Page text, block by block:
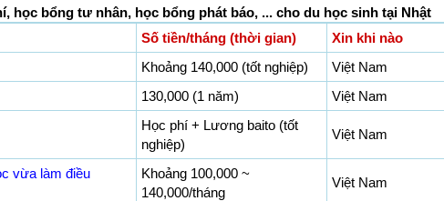
học bổng tư nhân, học bổng phát báo, ... cho du học sinh tại Nhật
Số tiền/tháng (thời gian)
Xin khi nào
Khoảng 140,000 (tốt nghiệp)
Việt Nam
130,000 (1 năm) Việt Nam
Học phí + Lương baito (tốt
nghiệp)
Việt Nam
vừa làm điều
Khoảng 100,000 ~
140,000/tháng
Việt Nam